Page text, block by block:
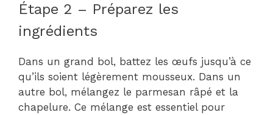
Étape 2 – Préparez les
ingrédients
Dans un grand bol, battez les œufs jusqu’à ce
qu’ils soient légèrement mousseux. Dans un
autre bol, mélangez le parmesan râpé et la
chapelure. Ce mélange est essentiel pour